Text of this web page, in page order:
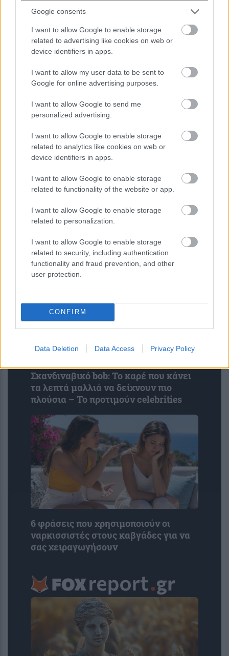
Google consents
I want to allow Google to enable storage
related to advertising like cookies on web or
device identifiers in apps.
I want to allow my user data to be sent to
Google for online advertising purposes.
I want to allow Google to send me
personalized advertising.
I want to allow Google to enable storage
related to analytics like cookies on web or
device identifiers in apps.
I want to allow Google to enable storage
related to functionality of the website or app.
I want to allow Google to enable storage
related to personalization.
I want to allow Google to enable storage
related to security, including authentication
functionality and fraud prevention, and other
user protection.
CONFIRM
Data Deletion Data Access Privacy Policy
Ξεπέρασε τους 39 βαθμούς ο
υδράργυρος το Σάββατο – Red Code
για πολύ υψηλό κίνδυνο πυρκαγιάς σε
έξι περιφέρειες
Χαμάς: «Έτοιμη» για τη δεύτερη φάση
του σχεδίου Τραμπ στη Γάζα –
«Πιέστε το Ισραήλ να το εφαρμόσει»
Σκανδιναβικό bob: Το καρέ που κάνει
τα λεπτά μαλλιά να δείχνουν πιο
πλούσια – Το προτιμούν celebrities
6 φράσεις που χρησιμοποιούν οι
ναρκισσιστές στους καβγάδες για να
σας χειραγωγήσουν